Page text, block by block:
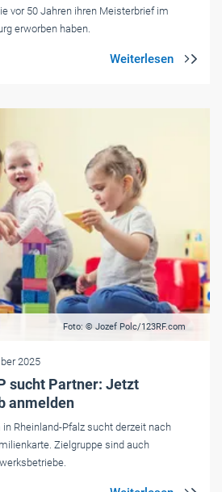
vor 50 Jahren ihren Meisterbrief im
erworben haben.
Foto: © Jozef Polc/123RF.com
2025
sucht Partner: Jetzt
anmelden
Rheinland-Pfalz sucht derzeit nach
Zielgruppe sind auch